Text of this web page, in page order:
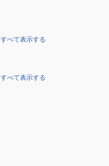
すべて表示する
すべて表示する